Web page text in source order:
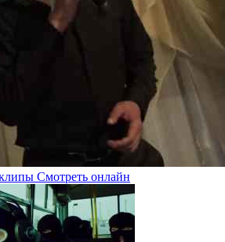
Смотреть онлайн